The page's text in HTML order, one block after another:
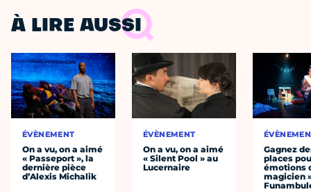
À LIRE AUSSI
ÉVÈNEMENT
On a vu, on a aimé
« Passeport », la
dernière pièce
d’Alexis Michalik
ÉVÈNEMENT
On a vu, on a aimé
« Silent Pool » au
Lucernaire
Gagnez
places
émotions
magicien